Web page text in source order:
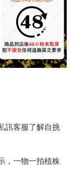
訊客服了解自挑
，一物一拍植株